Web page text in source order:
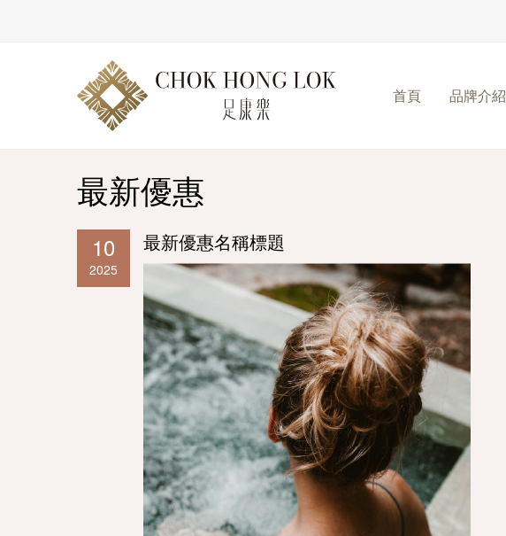
首頁 品牌介紹
最新優惠
10
2025
最新優惠名稱標題